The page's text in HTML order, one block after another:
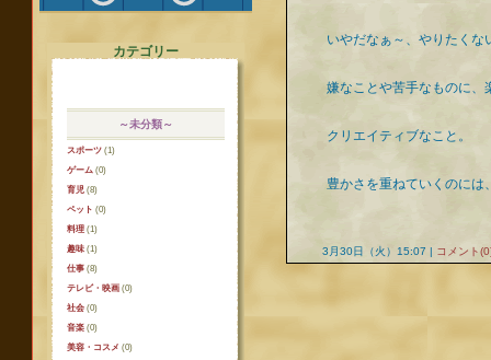
カテゴリー
～未分類～
スポーツ (1)
ゲーム (0)
育児 (8)
ペット (0)
料理 (1)
趣味 (1)
仕事 (8)
テレビ・映画 (0)
社会 (0)
音楽 (0)
美容・コスメ (0)
いやだなぁ～、やりたく
嫌なことや苦手なものに、
クリエイティブなこと。
豊かさを重ねていくのに
3月30日（火）15:07 | コメント